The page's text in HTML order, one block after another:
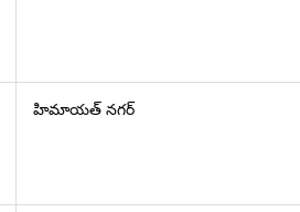
హిమాయత్ నగర్